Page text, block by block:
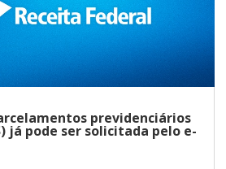
previdenciários
já pode ser solicitada pelo e-